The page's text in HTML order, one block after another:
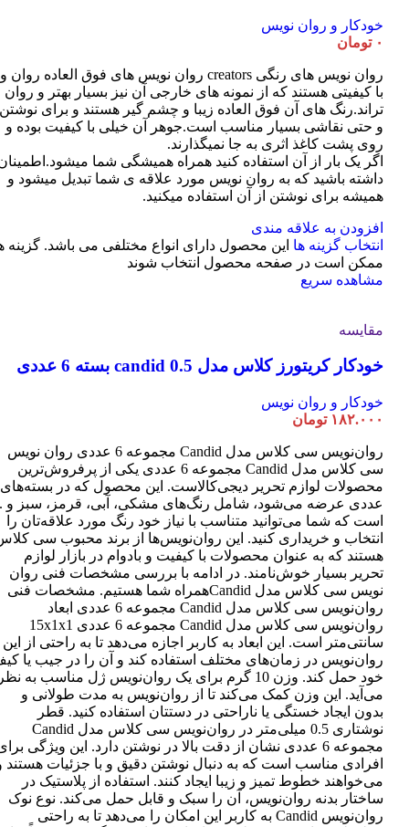
خودکار و روان نویس
۰ تومان
روان نویس های رنگی creators روان نویس های فوق العاده روان و
با کیفیتی هستند که از نمونه های خارجی آن نیز بسیار بهتر و روان
تراند.رنگ های آن فوق العاده زیبا و چشم گیر هستند و برای نوشتن
و حتی نقاشی بسیار مناسب است.جوهر آن خیلی با کیفیت بوده و
روی پشت کاغذ اثری به جا نمیگذارند.
اگر یک بار از آن استفاده کنید همراه همیشگی شما
داشته باشید که به روان نویس مورد علاقه ی شما تبدیل میشود و
همیشه برای نوشتن از آن استفاده میکنید.
افزودن به علاقه مندی
انتخاب گزینه ها این محصول دارای انواع مختلفی می باشد. گزینه
ممکن است در صفحه محصول انتخاب شوند
مشاهده سریع
مقایسه
خودکار کریتورز کلاس مدل candid 0.5 بسته 6 عددی
خودکار و روان نویس
۱۸۲.۰۰۰ تومان
روان‌نویس سی کلاس مدل Candid مجموعه 6 عددی روان نویس
سی کلاس مدل Candid مجموعه 6 عددی یکی از پرفروش‌ترین
عددی عرضه می‌شود، شامل رنگ‌های مشکی، آبی، قرمز، سبز و
است که شما می‌توانید متناسب با نیاز خود رنگ مورد علاقه‌تان را
انتخاب و خریداری کنید. این روان‌نویس‌ها از برند محبوب سی
هستند که به عنوان محصولات با کیفیت و بادوام در بازار لوازم
تحریر بسیار خوش‌نامند. در ادامه با بررسی مشخصات فنی روان
نویس سی کلاس مدل Candidهمراه شما هستیم. مشخصات فنی
روان‌نویس سی کلاس مدل Candid مجموعه 6 عددی ابعاد
روان‌نویس سی کلاس مدل Candid مجموعه 6 عددی 15x1x1
سانتی‌متر است. این ابعاد به کاربر اجازه می‌دهد تا به راحتی از این
روان‌نویس در زمان‌های مختلف استفاده کند و آن را در جیب یا
خود حمل کند. وزن 10 گرم برای یک روان‌نویس ژل مناسب به
می‌آید. این وزن کمک می‌کند تا از روان‌نویس به مدت طولانی و
بدون ایجاد خستگی یا ناراحتی در دستتان استفاده کنید. قطر
نوشتاری 0.5 میلی‌متر در روان‌نویس سی کلاس مدل Candid
مجموعه 6 عددی نشان از دقت بالا در نوشتن دارد. این ویژگی
افرادی مناسب است که به دنبال نوشتن دقیق و با جزئیات هستند
می‌خواهند خطوط تمیز و زیبا ایجاد کنند. استفاده از پلاستیک در
ساختار بدنه روان‌نویس، آن را سبک و قابل حمل می‌کند. نوع نوک
روان‌نویس Candid به کاربر این امکان را می‌دهد تا به راحتی